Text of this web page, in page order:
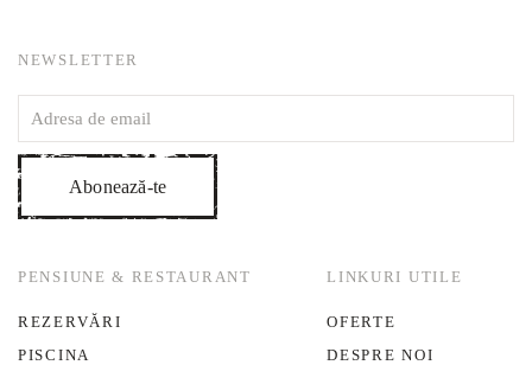
NEWSLETTER
Abonează-te
PENSIUNE & RESTAURANT
REZERVĂRI
PISCINA
LINKURI UTILE
OFERTE
DESPRE NOI